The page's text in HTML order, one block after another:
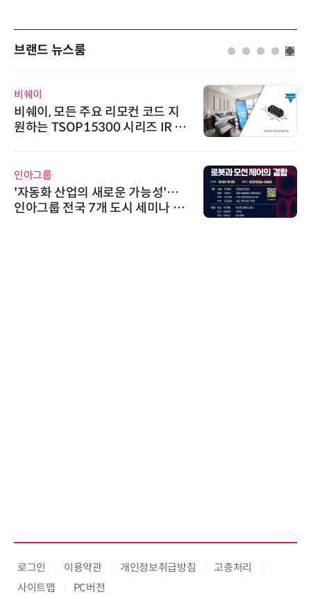
브랜드 뉴스룸
비쉐이
비쉐이, 모든 주요 리모컨 코드 지
원하는 TSOP15300 시리즈 IR 수
인아그룹
'자동화 산업의 새로운 가능성'…
인아그룹 전국 7개 도시 세미나 페
로그인 이용약관 개인정보취급방침
고충처리
사이트맵
PC버전